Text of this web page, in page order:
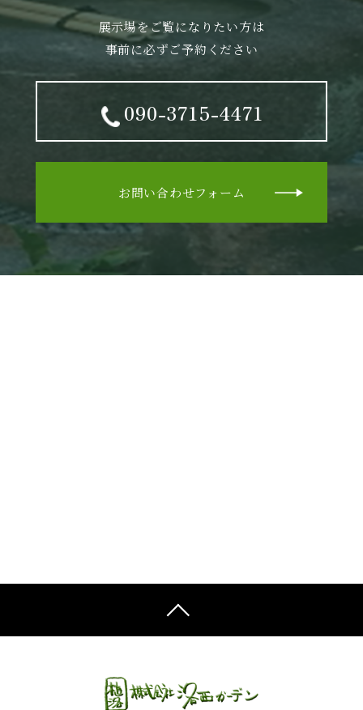
展示場をご覧になりたい方は
事前に必ずご予約ください
090-3715-4471
お問い合わせフォーム